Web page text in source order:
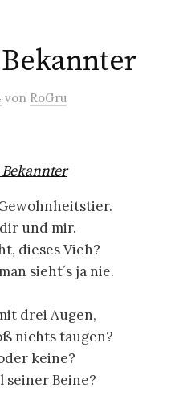
von RoGru
und mir.
dieses Vieh?
sieht´s ja nie.
drei Augen,
nichts taugen?
keine?
seiner Beine?